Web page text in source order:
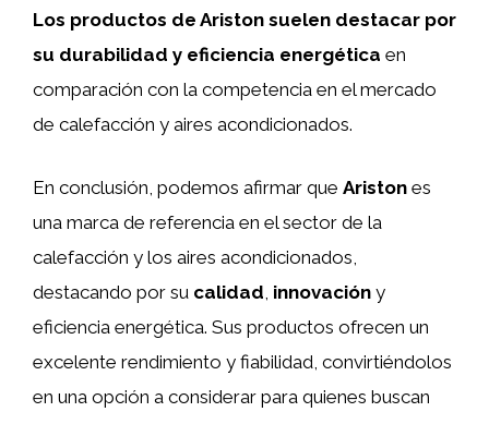
Los productos de Ariston suelen destacar por
su durabilidad y eficiencia energética en
comparación con la competencia en el mercado
de calefacción y aires acondicionados.
En conclusión, podemos afirmar que Ariston es
una marca de referencia en el sector de la
calefacción y los aires acondicionados,
destacando por su calidad innovación y
eficiencia energética. Sus productos ofrecen un
excelente rendimiento y fiabilidad, convirtiéndolos
en una opción a considerar para quienes buscan